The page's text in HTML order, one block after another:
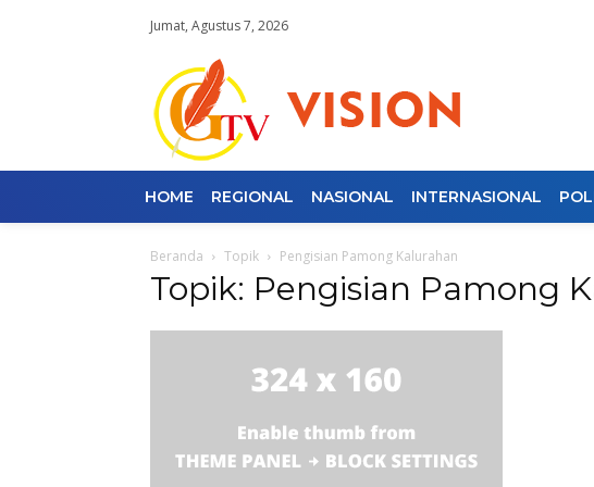
Jumat, Agustus 7, 2026
HOME REGIONAL NASIONAL INTERNASIONAL
Beranda Topik Pengisian Pamong Kalurahan
Topik: Pengisian Pamong